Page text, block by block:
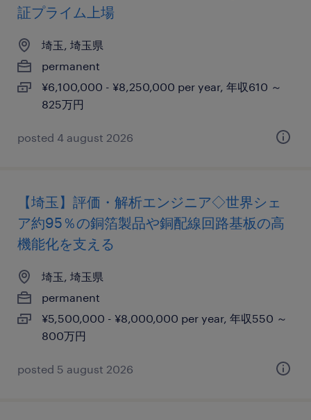
証プライム上場
埼玉, 埼玉県
permanent
¥6,100,000 - ¥8,250,000 per year, 年収610 ～
825万円
posted 4 august 2026
【埼玉】評価・解析エンジニア◇世界シェ
ア約95％の銅箔製品や銅配線回路基板の高
機能化を支える
埼玉, 埼玉県
permanent
¥5,500,000 - ¥8,000,000 per year, 年収550 ～
800万円
posted 5 august 2026